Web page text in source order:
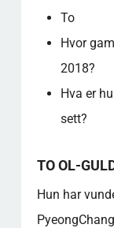
To
Hvor
2018?
Hva er
sett?
TO OL-
Hun har